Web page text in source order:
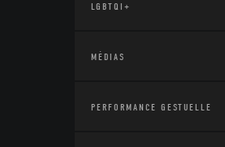
LGBTQI+
MÉDIAS
PERFORMANCE GESTUELLE